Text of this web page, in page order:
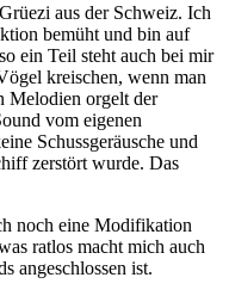
aus der Schweiz. Ich
bemüht und bin auf
ein Teil steht auch bei mir
kreischen, wenn man
Melodien orgelt der
vom eigenen
Schussgeräusche und
zerstört wurde. Das
noch eine Modifikation
ratlos macht mich auch
angeschlossen ist.